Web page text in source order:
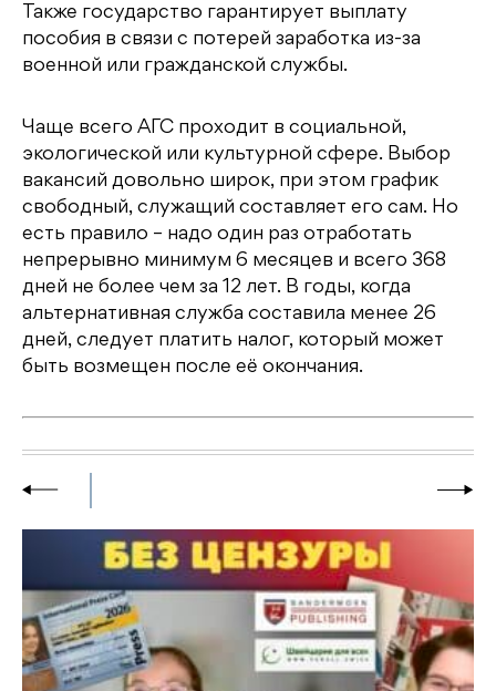
Также государство гарантирует выплату
пособия в связи с потерей заработка из-за
военной или гражданской службы.
Чаще всего АГС проходит в социальной,
экологической или культурной сфере. Выбор
вакансий довольно широк, при этом график
свободный, служащий составляет его сам. Но
есть правило – надо один раз отработать
непрерывно минимум 6 месяцев и всего 368
дней не более чем за 12 лет. В годы, когда
альтернативная служба составила менее 26
дней, следует платить налог, который может
быть возмещен после её окончания.